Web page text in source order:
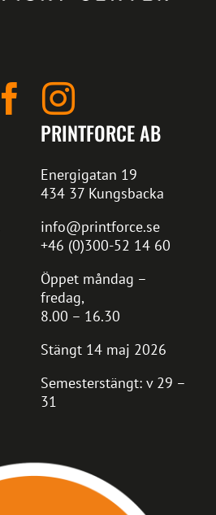
PRINTFORCE AB
Energigatan 19
434 37 Kungsbacka
info@printforce.se
+46 (0)300-52 14 60
Öppet måndag –
fredag,
8.00 – 16.30
Stängt 14 maj 2026
Semesterstängt: v 29 –
31